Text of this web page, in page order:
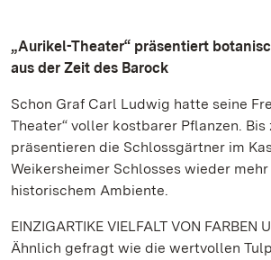
„Aurikel-Theater“ präsentiert
aus der Zeit des Barock
Schon Graf Carl Ludwig hatte seine
Theater“ voller kostbarer Pflanzen. Bis
präsentieren die Schlossgärtner im
Weikersheimer Schlosses wieder
historischem Ambiente.
EINZIGARTIKE VIELFALT VON FARBEN
Ähnlich gefragt wie die wertvollen